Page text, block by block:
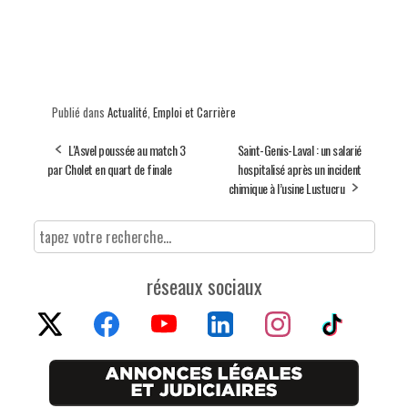
Publié dans Actualité Emploi et Carrière
L'Asvel poussée au match 3
par Cholet en quart de finale
Saint-Genis-Laval : un salarié
hospitalisé après un incident
chimique à l’usine Lustucru
réseaux sociaux